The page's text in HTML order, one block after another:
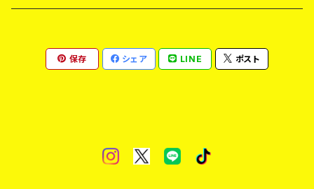
ヤードグラス
ヤードグラス
シャンパン
保存 シェア LINE ポスト